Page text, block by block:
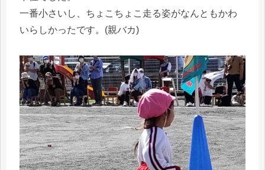
一番小さいし、ちょこちょこ走る姿がなんともかわ
いらしかったです。(親バカ)